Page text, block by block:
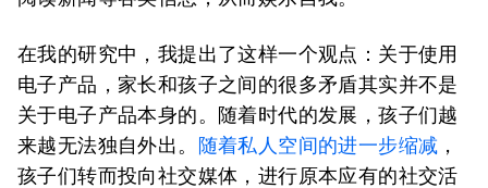
在我的研究中，我提出了这样一个观点：关于使用
电子产品，家长和孩子之间的很多矛盾其实并不是
关于电子产品本身的。随着时代的发展，孩子们越
来越无法独自外出。 随着私人空间的进一步缩减 ，
孩子们转而投向社交媒体，进行原本应有的社交活